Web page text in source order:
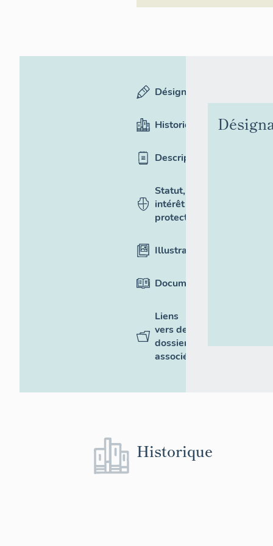
Désignation
Historique
Description
Statut,
intérêt et
protection
Illustrations
Documentation
Liens
vers des
dossiers
associés
Historique